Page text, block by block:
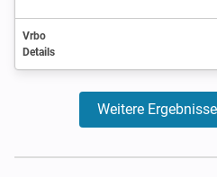
Vrbo
Details
Weitere